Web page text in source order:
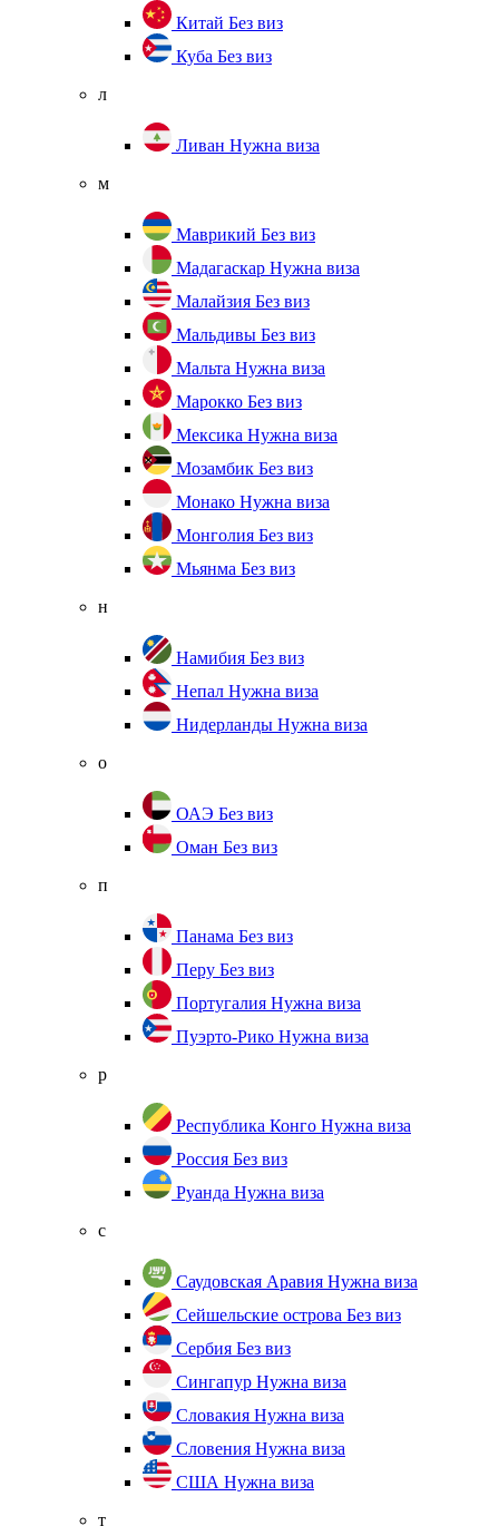
Китай Без виз
Куба Без виз
л
Ливан Нужна виза
м
Маврикий Без виз
Мадагаскар Нужна виза
Малайзия Без виз
Мальдивы Без виз
Мальта Нужна виза
Марокко Без виз
Мексика Нужна виза
Мозамбик Без виз
Монако Нужна виза
Монголия Без виз
Мьянма Без виз
н
Намибия Без виз
Непал Нужна виза
Нидерланды Нужна виза
о
ОАЭ Без виз
Оман Без виз
п
Панама Без виз
Перу Без виз
Португалия Нужна виза
Пуэрто-Рико Нужна виза
р
Республика Конго Нужна виза
Россия Без виз
Руанда Нужна виза
с
Саудовская Аравия Нужна виза
Сейшельские острова Без виз
Сербия Без виз
Сингапур Нужна виза
Словакия Нужна виза
Словения Нужна виза
США Нужна виза
т